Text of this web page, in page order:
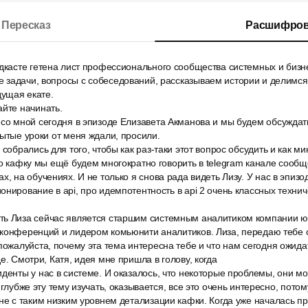
Пересказ
гетена лист профессионального сообщества системных и
вопросы с собеседований, рассказываем истории и
екате.
начинать.
мной сегодня в эпизоде Елизавета Акманова и мы будем
уроки от меня ждали, просили.
для того, чтобы как раз-таки этот вопрос обсудить и как
кафку мы ещё будем многократно говорить в telegram канале
на обучениях. И не только я снова рада видеть Лизу. У нас в
в api, про идемпотентность в api 2 очень классных
Лиза сейчас является старшим системным аналитиком компании
и лидером комьюнити аналитиков. Лиза, передаю тебе
почему эта тема интересна тебе и что нам сегодня
Смотри, Катя, идея мне пришла в голову, когда
у нас в системе. И оказалось, что некоторые проблемы, они
эту тему изучать, оказывается, все это очень интересно,
с таким низким уровнем детализации кафки. Когда уже началась